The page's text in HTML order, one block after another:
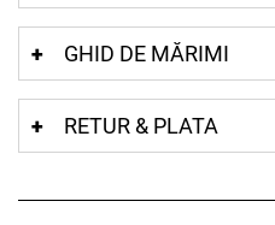
GHID DE MĂRIMI
RETUR & PLATA